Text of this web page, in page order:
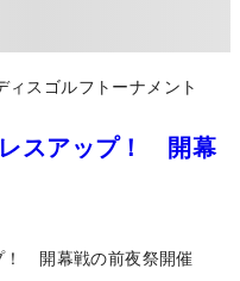
ィスゴルフトーナメント
スアップ！ 開幕
！ 開幕戦の前夜祭開催